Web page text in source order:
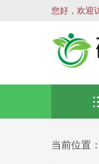
您好，欢迎
当前位置：